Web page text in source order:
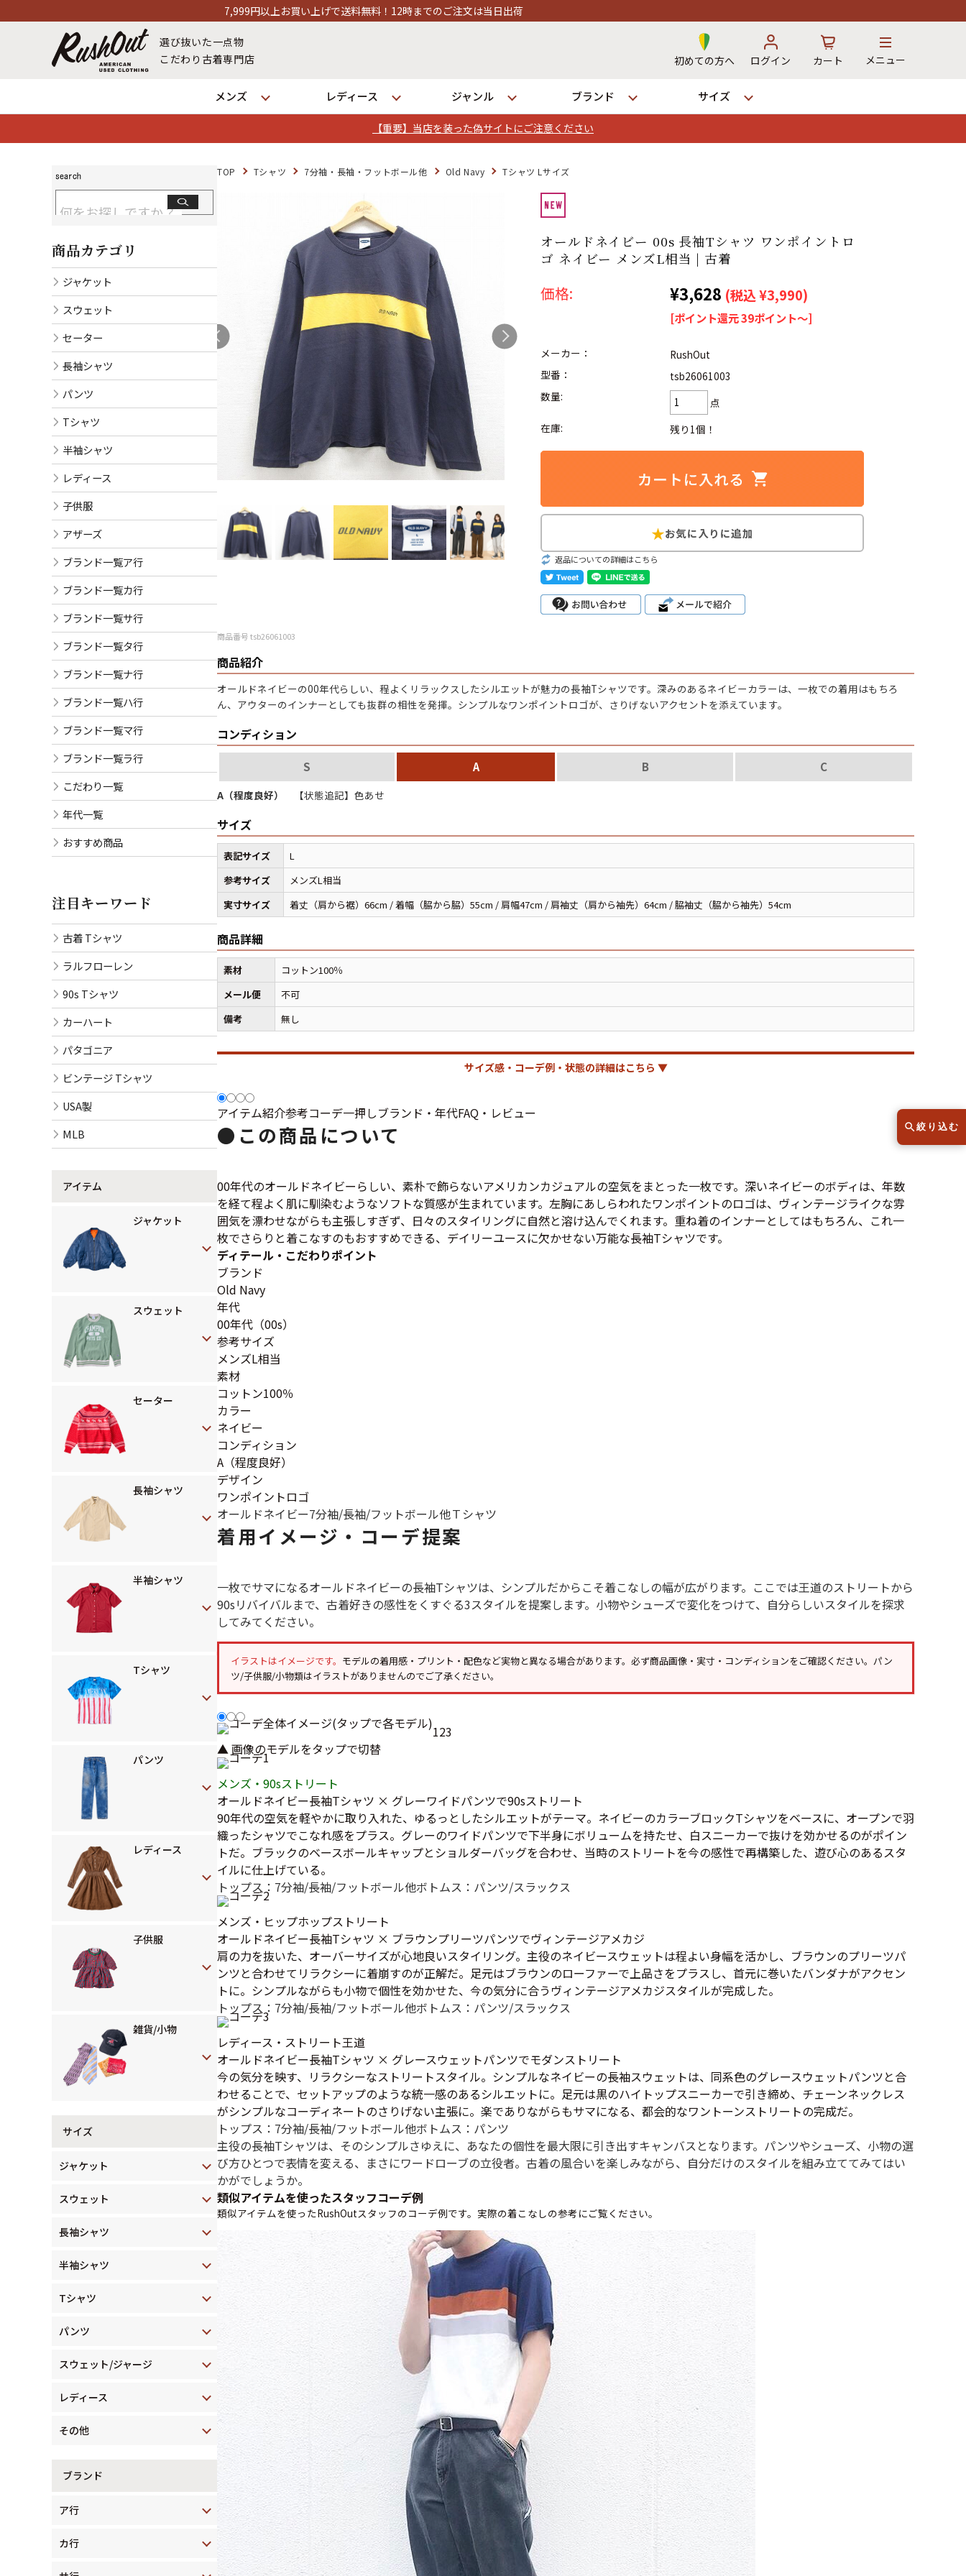
【重要】当店を装った偽サイトにご注意ください
7,999円以上お買い上げで送料無料！12時までのご注文は当日出荷
選び抜いた一点物
こだわり古着専門店
初めての方へ ログイン カート メニュー
メンズ レディース ジャンル ブランド サイズ
ログイン
店舗一覧
発送について ※対応不可：日祝、長期休暇、セール
Search by Hotword 今週のHOTワード（7/29〜8/4）
大きいサイズ 7 アニメ
8 ディズニー
Search by Brandブランドから探す
ラルフ ローレン
カーハート ディッキーズ
アディダス ナイキ
リーバイス ラッセル・アスレチック
ア行 カ行 サ行 タ行
ナ行
ハ行
マ行 ラ行
パンツ レディース 子供服
Search by Size サイズから探す（メンズ）
バンド
アニメ
映画
USA製 ボロ ミリタリー
90年代 80年代 70年代
すべての年代を見る
週刊ラッシュアウト新聞
メディア・イベント情報
Youtube 古着屋Rush Out チャンネル
ご利用案内
お客様の声
レビュー1万件突破
お気に入りリスト
会員登録
メルマガ登録
会社概要
店舗一覧
古着卸売
特定商取引法に基づく表示
プライバシーポリシー
お問い合わせ
TOP Tシャツ 7分袖・長袖・フットボール他 Old Navy Tシャツ Lサイズ
オールドネイビー 00s 長袖Tシャツ ワンポイントロ
ゴ ネイビー メンズL相当 | 古着
価格: ¥3,628 (税込 ¥3,990)
[ポイント還元 39ポイント～]
メーカー：
RushOut
型番：
tsb26061003
数量:
点
在庫:
残り1個！
返品についての詳細はこちら
商品番号 tsb26061003
商品紹介
オールドネイビーの00年代らしい、程よくリラックスしたシルエットが魅力の長袖Tシャツです。深みのあるネイビーカラーは、一枚での着用はもちろ
ん、アウターのインナーとしても抜群の相性を発揮。シンプルなワンポイントロゴが、さりげないアクセントを添えています。
コンディション
S A B C
A（程度良好） 【状態追記】色あせ
サイズ
表記サイズ
L
参考サイズ
メンズL相当
実寸サイズ
着丈（肩から裾）66cm / 着幅（脇から脇）55cm / 肩幅47cm / 肩袖丈（肩から袖先）64cm / 脇袖丈（脇から袖先）54cm
商品詳細
素材
コットン100％
メール便
不可
備考
無し
サイズ感・コーデ例・状態の詳細はこちら ▼
アイテム紹介参考コーデ一押しブランド・年代FAQ・レビュー
● この商品について
00年代のオールドネイビーらしい、素朴で飾らないアメリカンカジュアルの空気をまとった一枚です。深いネイビーのボディは、年数
を経て程よく肌に馴染むようなソフトな質感が生まれています。左胸にあしらわれたワンポイントのロゴは、ヴィンテージライクな雰
囲気を漂わせながらも主張しすぎず、日々のスタイリングに自然と溶け込んでくれます。重ね着のインナーとしてはもちろん、これ一
枚でさらりと着こなすのもおすすめできる、デイリーユースに欠かせない万能な長袖Tシャツです。
ディテール・こだわりポイント
ブランド
Old Navy
年代
00年代（00s）
参考サイズ
メンズL相当
素材
コットン100％
カラー
ネイビー
コンディション
A（程度良好）
デザイン
ワンポイントロゴ
オールドネイビー7分袖/長袖/フットボール他Ｔシャツ
着用イメージ・コーデ提案
一枚でサマになるオールドネイビーの長袖Tシャツは、シンプルだからこそ着こなしの幅が広がります。ここでは王道のストリートから
90sリバイバルまで、古着好きの感性をくすぐる3スタイルを提案します。小物やシューズで変化をつけて、自分らしいスタイルを探求
してみてください。
イラストはイメージです。 モデルの着用感・プリント・配色など実物と異なる場合があります。必ず商品画像・実寸・コンディションをご確認ください。パン
ツ/子供服/小物類はイラストがありませんのでご了承ください。
123
▲ 画像のモデルをタップで切替
メンズ・90sストリート
オールドネイビー長袖Tシャツ × グレーワイドパンツで90sストリート
90年代の空気を軽やかに取り入れた、ゆるっとしたシルエットがテーマ。ネイビーのカラーブロックTシャツをベースに、オープンで羽
織ったシャツでこなれ感をプラス。グレーのワイドパンツで下半身にボリュームを持たせ、白スニーカーで抜けを効かせるのがポイン
トだ。ブラックのベースボールキャップとショルダーバッグを合わせ、当時のストリートを今の感性で再構築した、遊び心のあるスタ
イルに仕上げている。
トップス：7分袖/長袖/フットボール他ボトムス：パンツ/スラックス
メンズ・ヒップホップストリート
オールドネイビー長袖Tシャツ × ブラウンプリーツパンツでヴィンテージアメカジ
肩の力を抜いた、オーバーサイズが心地良いスタイリング。主役のネイビースウェットは程よい身幅を活かし、ブラウンのプリーツパ
ンツと合わせてリラクシーに着崩すのが正解だ。足元はブラウンのローファーで上品さをプラスし、首元に巻いたバンダナがアクセン
トに。シンプルながらも小物で個性を効かせた、今の気分に合うヴィンテージアメカジスタイルが完成した。
トップス：7分袖/長袖/フットボール他ボトムス：パンツ/スラックス
レディース・ストリート王道
オールドネイビー長袖Tシャツ × グレースウェットパンツでモダンストリート
今の気分を映す、リラクシーなストリートスタイル。シンプルなネイビーの長袖スウェットは、同系色のグレースウェットパンツと合
わせることで、セットアップのような統一感のあるシルエットに。足元は黒のハイトップスニーカーで引き締め、チェーンネックレス
がシンプルなコーディネートのさりげない主張に。楽でありながらもサマになる、都会的なワントーンストリートの完成だ。
トップス：7分袖/長袖/フットボール他ボトムス：パンツ
主役の長袖Tシャツは、そのシンプルさゆえに、あなたの個性を最大限に引き出すキャンバスとなります。パンツやシューズ、小物の選
び方ひとつで表情を変える、まさにワードローブの立役者。古着の風合いを楽しみながら、自分だけのスタイルを組み立ててみてはい
かがでしょうか。
類似アイテムを使ったスタッフコーデ例
類似アイテムを使ったRushOutスタッフのコーデ例です。実際の着こなしの参考にご覧ください。
商品カテゴリ
ジャケット
スウェット
セーター
長袖シャツ
パンツ
Tシャツ
半袖シャツ
レディース
子供服
アザーズ
ブランド一覧ア行
ブランド一覧カ行
ブランド一覧サ行
ブランド一覧タ行
ブランド一覧ナ行
ブランド一覧ハ行
ブランド一覧マ行
ブランド一覧ラ行
こだわり一覧
年代一覧
おすすめ商品
注目キーワード
古着 Tシャツ
ラルフローレン
90s Tシャツ
カーハート
パタゴニア
ビンテージ Tシャツ
USA製
MLB
アイテム
ジャケット
スウェット
セーター
長袖シャツ
半袖シャツ
Tシャツ
パンツ
レディース
子供服
雑貨/小物
サイズ
ジャケット
スウェット
長袖シャツ
半袖シャツ
Tシャツ
パンツ
スウェット/ジャージ
レディース
その他
ブランド
ア行
カ行
絞り込む